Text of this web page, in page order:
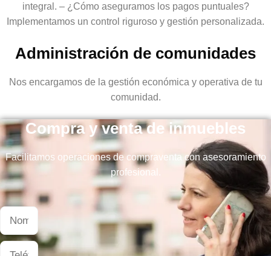
integral. – ¿Cómo aseguramos los pagos puntuales?
Implementamos un control riguroso y gestión personalizada.
Administración de comunidades
Nos encargamos de la gestión económica y operativa de tu
comunidad.
Compra y venta de inmuebles
Facilitamos operaciones de compraventa con asesoramiento
profesional.